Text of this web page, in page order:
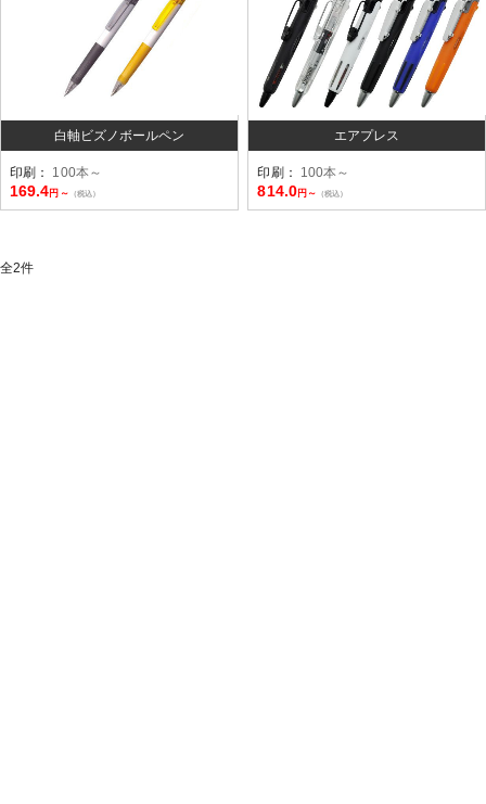
白軸ビズノボールペン
印刷： 100本～
169.4 円～ （税込）
エアプレス
印刷： 100本～
814.0円～ （税込）
全2件